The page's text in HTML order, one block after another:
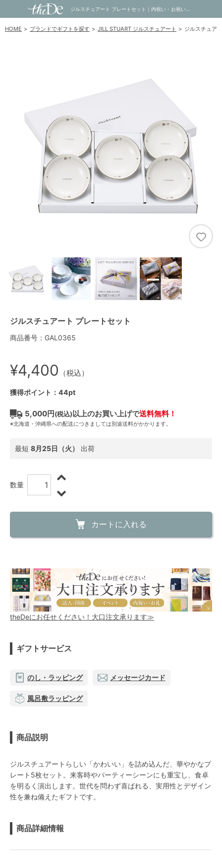
HOME ブランドでギフトを探す JILL STUART ジルスチュアート ジルスチュア
ジルスチュアート プレートセット
商品番号：GAL0365
¥4,400 （税込）
獲得ポイント：44pt
5,000円(税込)以上のお買い上げで送料無料！
※北海道・沖縄県への配送につきましては別途送料がかかります。
最短 8月25日（火） 出荷
数量
カートに入れる
theDeにお任せください！大口注文承ります≫
ギフトサービス
のし・ラッピング メッセージカード
風呂敷ラッピング
商品説明
ジルスチュアートらしい「かわいい」を詰め込んだ、華やかなプ
レート5枚セット。来客時やパーティーシーンにも重宝し、食卓
を明るく演出します。世代を問わず喜ばれる、実用性とデザイン
性を兼ね備えたギフトです。
商品詳細情報